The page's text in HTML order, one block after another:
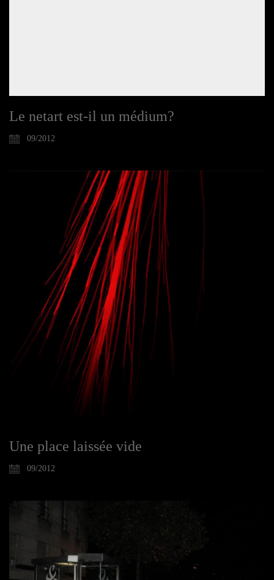
Le netart est-il un médium?
09/2012
Une place laissée vide
09/2012